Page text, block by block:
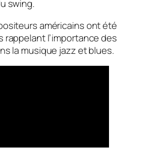
swing.
américains ont été
rappelant l’importance des
la musique jazz et blues.